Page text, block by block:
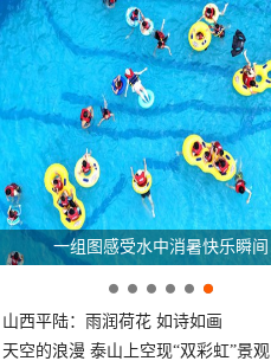
一组图感受水中消暑快乐瞬间
山西平陆：雨润荷花 如诗如画
天空的浪漫 泰山上空现“双彩虹”景观